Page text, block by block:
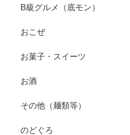
B級グルメ（底モン）
おこぜ
お菓子・スイーツ
お酒
その他（麺類等）
のどぐろ